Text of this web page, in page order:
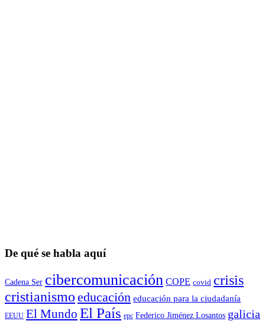
De qué se habla aquí
Cadena Ser cibercomunicación COPE covid crisis
cristianismo educación educación para la ciudadaní­a
EEUU El Mundo El País epc Federico Jiménez Losantos galicia